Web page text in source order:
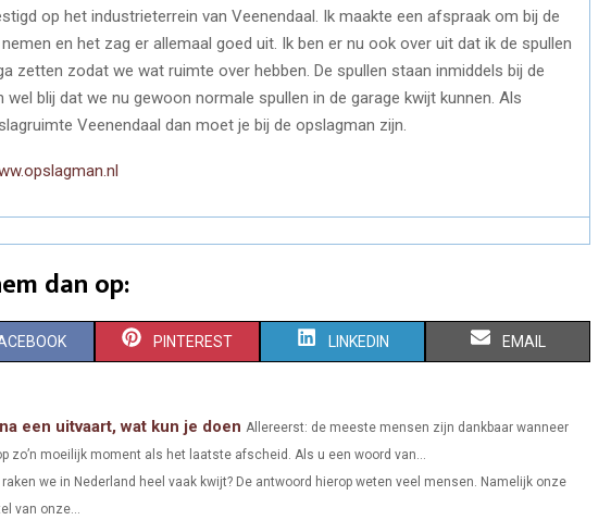
op het industrieterrein van Veenendaal. Ik maakte een afspraak om bij de
en het zag er allemaal goed uit. Ik ben er nu ook over uit dat ik de spullen
zetten zodat we wat ruimte over hebben. De spullen staan inmiddels bij de
blij dat we nu gewoon normale spullen in de garage kwijt kunnen. Als
Veenendaal dan moet je bij de opslagman zijn.
dan op:
S
A
R
PINTEREST S
R
LINKEDIN S
EMAIL
een uitvaart, wat kun je doen Allereerst: de meeste mensen zijn dankbaar wanneer
zo’n moeilijk moment als het laatste afscheid. Als u een woord van...
we in Nederland heel vaak kwijt? De antwoord hierop weten veel mensen. Namelijk onze
van onze...